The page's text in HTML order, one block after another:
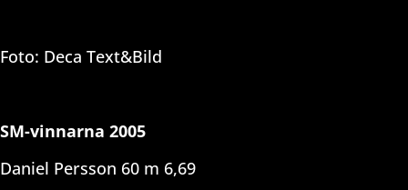
Foto: Deca Text&Bild
SM-vinnarna 2005
Daniel Persson 60 m 6,69